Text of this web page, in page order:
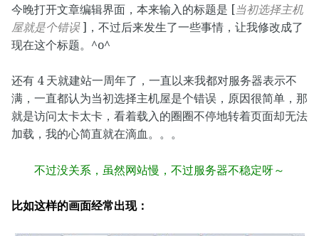
今晚打开文章编辑界面，本来输入的标题是 [当初选择主机
屋就是个错误]，不过后来发生了一些事情，让我修改成了
现在这个标题。^o^
还有 4 天就建站一周年了，一直以来我都对服务器表示不
满，一直都认为当初选择主机屋是个错误，原因很简单，那
就是访问太卡太卡，看着载入的圈圈不停地转着页面却无法
加载，我的心简直就在滴血。。。
不过没关系，虽然网站慢，不过服务器不稳定呀～
比如这样的画面经常出现：